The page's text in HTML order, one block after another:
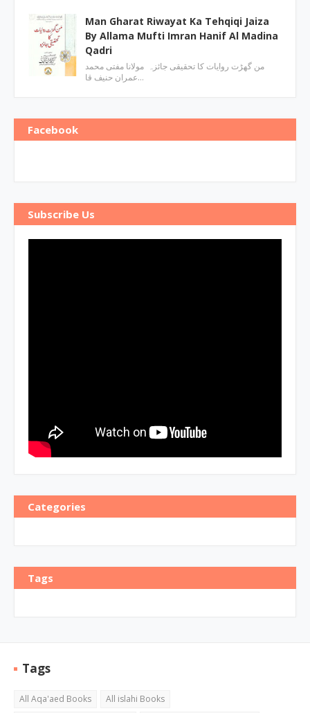
Man Gharat Riwayat Ka Tehqiqi Jaiza
By Allama Mufti Imran Hanif Al Madina
Qadri
من گھڑت روایات کا تحقیقی جائزہ مولانا مفتی محمد
عمران حنیف قا…
Facebook
Subscribe Us
Categories
Tags
Tags
All Aqa'aed Books
All islahi Books